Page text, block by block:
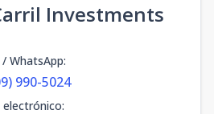
Investments
/ WhatsApp:
990-5024
electrónico: